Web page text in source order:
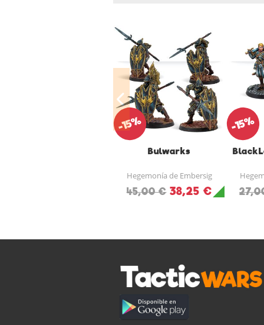
Bulwarks
Hegemonía de Embersig
45,00 € 38,25 €
-15% -15%